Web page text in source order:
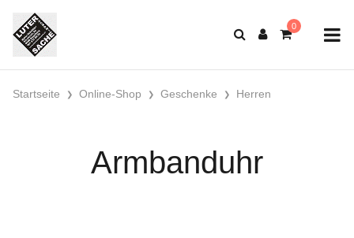
Startseite Online-Shop Geschenke Herren
Armbanduhr